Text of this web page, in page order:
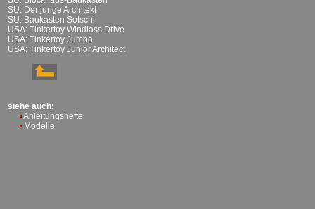
SU: Der junge Architekt
SU: Baukasten Sotschi
USA: Tinkertoy Windlass Drive
USA: Tinkertoy Jumbo
USA: Tinkertoy Junior Architect
siehe auch:
Anleitungshefte
Modelle